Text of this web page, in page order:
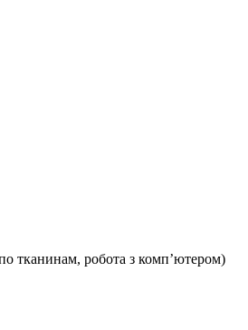
тканинам, робота з компʼютером)